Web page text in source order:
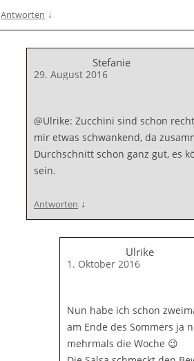
Antworten ↓
Stefanie
29. August 2016
@Ulrike: Zucchini sind schon
mir etwas schwankend, da
Durchschnitt schon ganz gut, es
sein.
Antworten ↓
Ulrike
1. Oktober 2016
Nun habe ich schon
am Ende des Sommers ja
mehrmals die Woche 😉